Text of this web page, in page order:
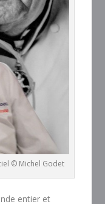
© Michel Godet
entier et